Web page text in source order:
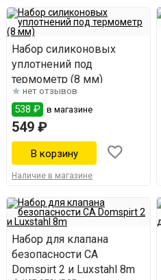
Набор силиконовых
уплотнений под
термометр (8 мм)
нет отзывов
538 ₽ в магазине
549 ₽
Наличие в магазине
Набор для клапана
безопасности СА
Domspirt 2 и Luxstahl 8m